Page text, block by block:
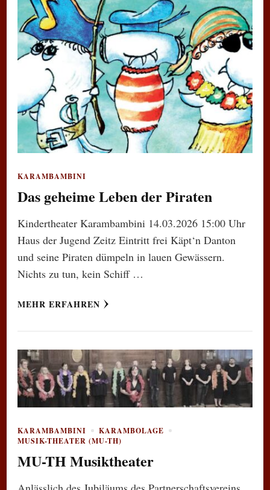
KARAMBAMBINI
Das geheime Leben der Piraten
Kindertheater Karambambini 14.03.2026 15:00 Uhr
Haus der Jugend Zeitz Eintritt frei Käpt‘n Danton
und seine Piraten dümpeln in lauen Gewässern.
Nichts zu tun, kein Schiff …
MEHR ERFAHREN
KARAMBAMBINI
KARAMBOLAGE
MUSIK-THEATER (MU-TH)
MU-TH Musiktheater